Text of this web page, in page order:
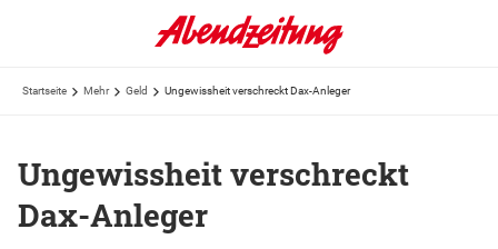
Startseite Mehr Geld Ungewissheit verschreckt Dax-Anleger
Ungewissheit verschreckt
Dax-Anleger